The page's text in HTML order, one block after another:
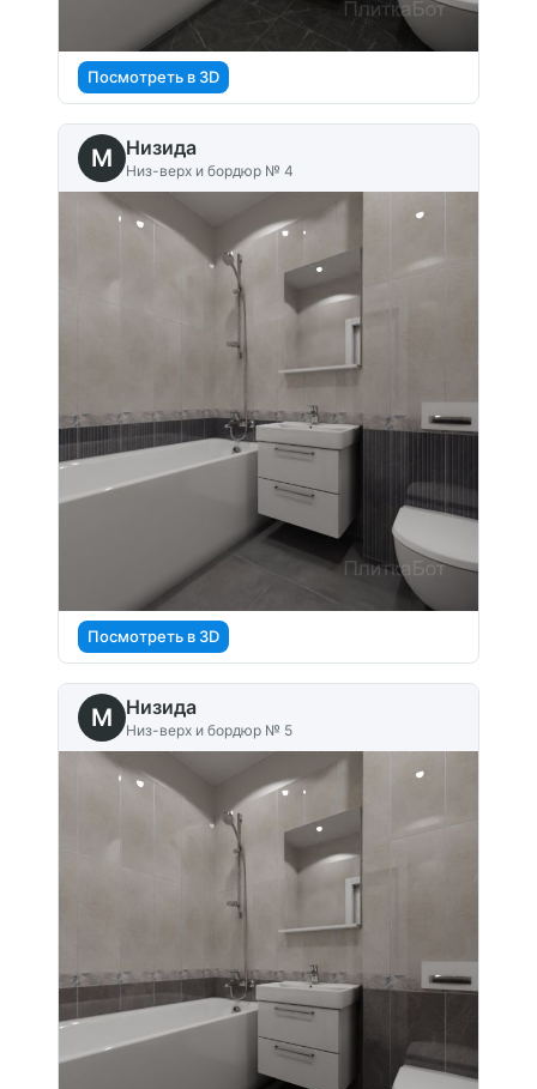
Посмотреть в 3D
M Низида
Низ-верх и бордюр № 4
Посмотреть в 3D
M Низида
Низ-верх и бордюр № 5